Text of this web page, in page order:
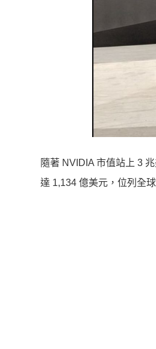
隨著 NVIDIA 市值站上 3
達 1,134 億美元，位列全